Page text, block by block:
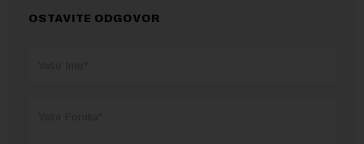
OSTAVITE ODGOVOR